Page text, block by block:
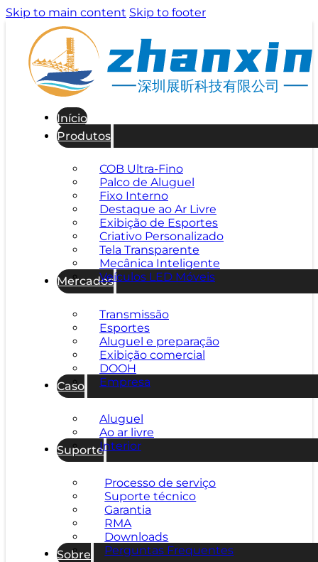
Skip to main content Skip to footer
深圳展昕科技有限公司
Início
Produtos
COB Ultra-Fino
Palco de Aluguel
Fixo Interno
Destaque ao Ar Livre
Exibição de Esportes
Criativo Personalizado
Tela Transparente
Mecânica Inteligente
Veículos LED Móveis
Mercados
Transmissão
Esportes
Aluguel e preparação
Exibição comercial
DOOH
Empresa
Caso
Aluguel
Ao ar livre
Interior
Suporte
Processo de serviço
Suporte técnico
Garantia
RMA
Downloads
Perguntas Frequentes
Sobre